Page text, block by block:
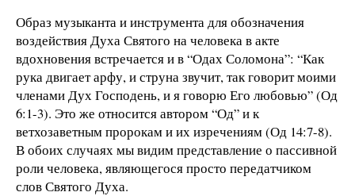
Образ музыканта и инструмента для обозначения
воздействия Духа Святого на человека в акте
вдохновения встречается и в “Одах Соломона”: “Как
рука двигает арфу, и струна звучит, так говорит моими
членами Дух Господень, и я говорю Его любовью” (Од
6:1-3). Это же относится автором “Од” и к
ветхозаветным пророкам и их изречениям (Од 14:7-8).
В обоих случаях мы видим представление о пассивной
роли человека, являющегося просто передатчиком
слов Святого Духа.